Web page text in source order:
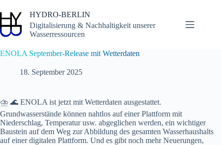
Inhalt
springen
HYDRO-BERLIN
Digitalisierung & Nachhaltigkeit unserer
Wasserressourcen
ENOLA September-Release mit Wetterdaten
18. September 2025
⛈️ 🌊 ENOLA ist jetzt mit Wetterdaten ausgestattet.
Grundwasserstände können nahtlos auf einer Plattform mit
Niederschlag, Temperatur usw. abgeglichen werden, ein wichtiger
Baustein auf dem Weg zur Abbildung des gesamten Wasserhaushalts
auf einer digitalen Plattform. Und es gibt noch mehr Neuerungen,